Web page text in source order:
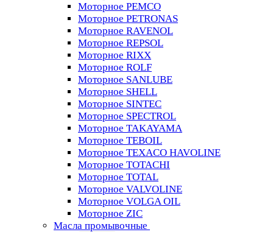
Моторное PEMCO
Моторное PETRONAS
Моторное RAVENOL
Моторное REPSOL
Моторное RIXX
Моторное ROLF
Моторное SANLUBE
Моторное SHELL
Моторное SINTEC
Моторное SPECTROL
Моторное TAKAYAMA
Моторное TEBOIL
Моторное TEXACO HAVOLINE
Моторное TOTACHI
Моторное TOTAL
Моторное VALVOLINE
Моторное VOLGA OIL
Моторное ZIC
Масла промывочные